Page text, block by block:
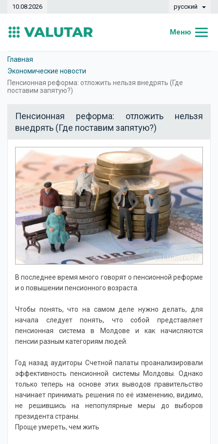
10.08.2026 русский
Меню
Курсы валют
Динамика
Банки
Обменные кассы
Валюты
Денежные переводы
Новости
Главная
Экономические новости
Пенсионная реформа: отложить нельзя внедрять (Где
поставим запятую?)
Пенсионная реформа: отложить нельзя
внедрять (Где поставим запятую?)
В последнее время много говорят о пенсионной реформе
и о повышении пенсионного возраста.
Чтобы понять, что на самом деле нужно делать, для
начала следует понять, что собой представляет
пенсионная система в Молдове и как начисляются
пенсии разным категориям людей.
Год назад аудиторы Счетной палаты проанализировали
эффективность пенсионной системы Молдовы. Однако
только теперь на основе этих выводов правительство
начинает принимать решения по её изменению, видимо,
не решившись на непопулярные меры до выборов
президента страны.
Проще умереть, чем жить